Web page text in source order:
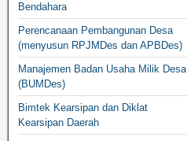
Bendahara
Perencanaan Pembangunan Desa
(menyusun RPJMDes dan APBDes)
Manajemen Badan Usaha Milik Desa
(BUMDes)
Bimtek Kearsipan dan Diklat
Kearsipan Daerah